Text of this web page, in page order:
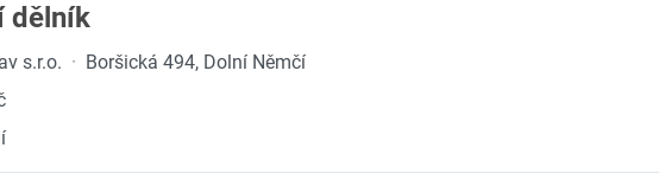
dělník
s.r.o. · Boršická 494, Dolní Němčí